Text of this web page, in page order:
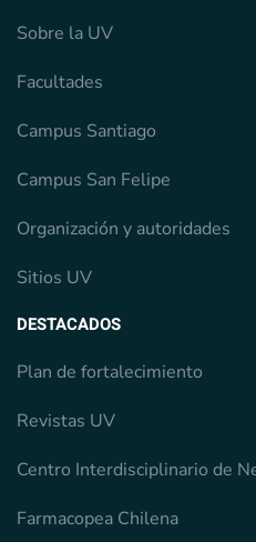
Sobre la UV
Facultades
Campus Santiago
Campus San Felipe
Organización y autoridades
Sitios UV
DESTACADOS
Plan de fortalecimiento
Revistas UV
Centro Interdisciplinario de
Farmacopea Chilena